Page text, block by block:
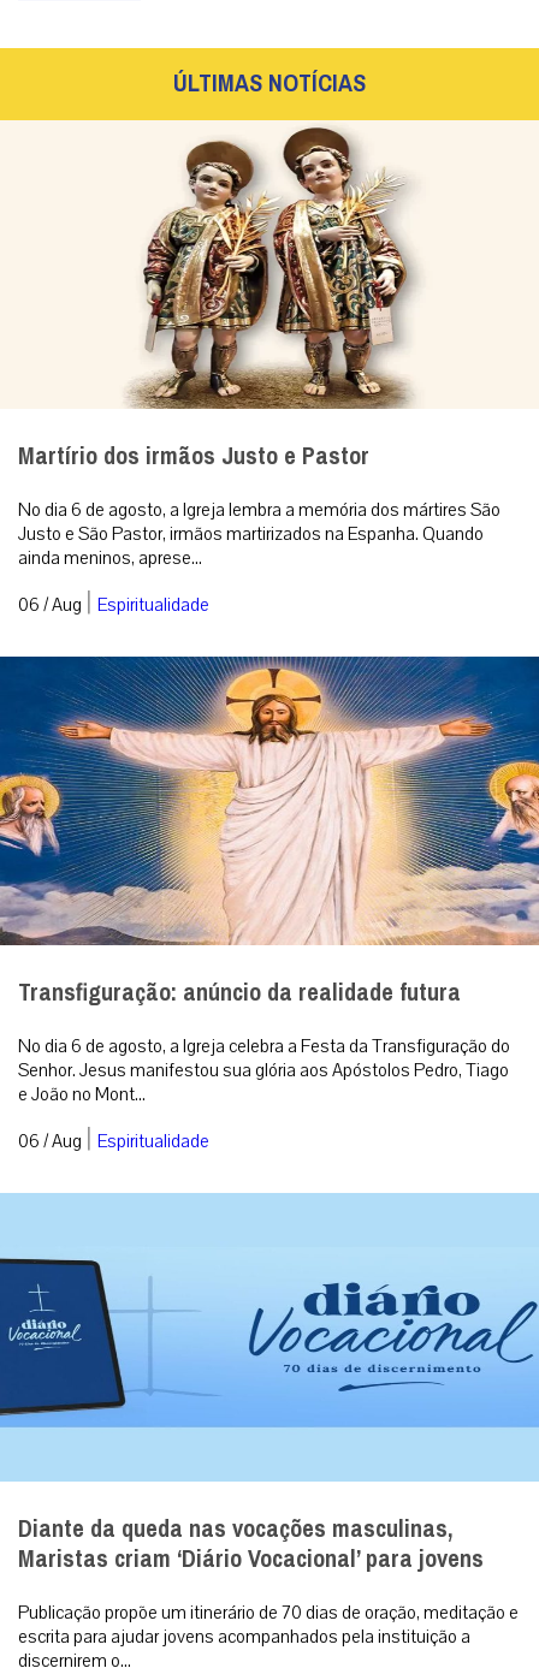
ÚLTIMAS NOTÍCIAS
Martírio dos irmãos Justo e Pastor
No dia 6 de agosto, a Igreja lembra a memória dos mártires São
Justo e São Pastor, irmãos martirizados na Espanha. Quando
ainda meninos, aprese...
06 / Aug | Espiritualidade
Transfiguração: anúncio da realidade futura
No dia 6 de agosto, a Igreja celebra a Festa da Transfiguração do
Senhor. Jesus manifestou sua glória aos Apóstolos Pedro, Tiago
e João no Mont...
06 / Aug | Espiritualidade
Diante da queda nas vocações masculinas,
Maristas criam ‘Diário Vocacional’ para jovens
Publicação propõe um itinerário de 70 dias de oração, meditação e
escrita para ajudar jovens acompanhados pela instituição a
discernirem o...